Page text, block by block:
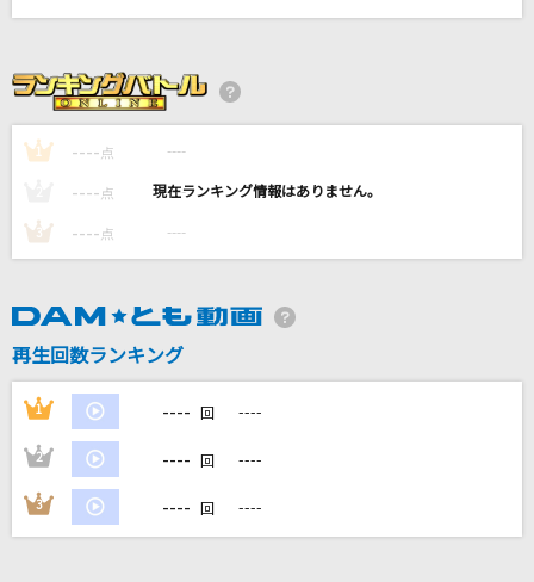
さユり
君に逢いたくて
GACKT(Gackt)
ファタール
Shadow World
セロリ(ビデオクリップバージョン)
山崎まさよし
DAMの新曲・ランキングなど
1 ---- 点 ----
---- 点 ----
3 ---- 点 ----
再生回数ランキング
1 ---- 回 ----
2 ---- 回 ----
3 ---- 回 ----